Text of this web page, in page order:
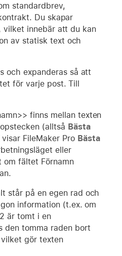
standardbrev,
Du skapar
innebär att du kan
av statisk text och
och expanderas så att
för varje post. Till
finns mellan texten
(alltså Bästa
visar FileMaker Pro Bästa
eller
om fältet Förnamn
står på en egen rad och
information (t.ex. om
är tomt i en
den tomma raden bort
gör texten